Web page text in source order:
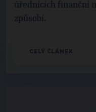
úřednících finanční
způsobí.
CELÝ ČLÁNEK